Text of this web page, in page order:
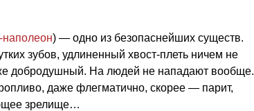
) — одно из безопаснейших существ.
зубов, удлиненный хвост-плеть ничем не
добродушный. На людей не нападают вообще.
даже флегматично, скорее — парит,
зрелище…